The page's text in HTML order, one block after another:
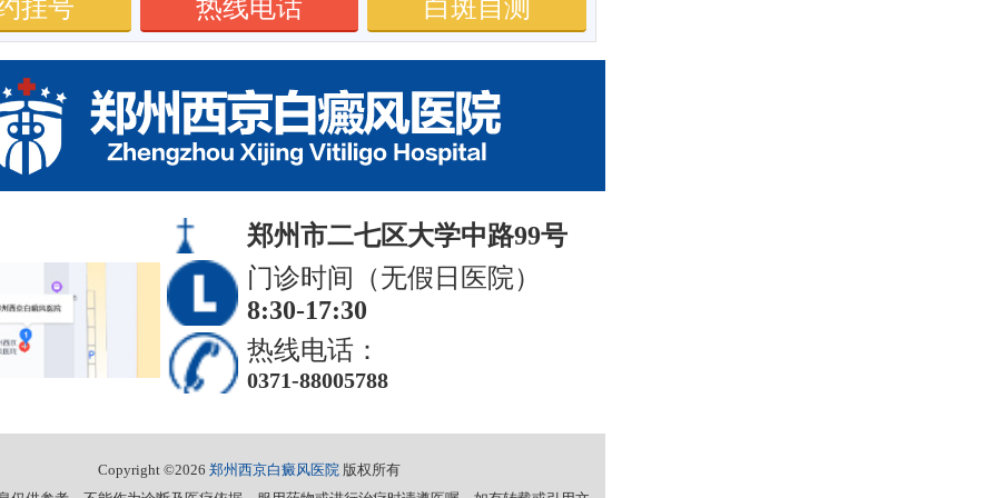
挂号 热线电话 白斑自测
郑州市二七区大学中路99号
门诊时间（无假日医院）
8:30-17:30
热线电话：
0371-88005788
Copyright ©2026 郑州西京白癜风医院 版权所有